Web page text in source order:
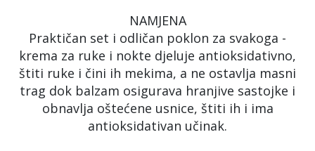
NAMJENA
Praktičan set i odličan poklon za svakoga -
krema za ruke i nokte djeluje antioksidativno,
štiti ruke i čini ih mekima, a ne ostavlja masni
trag dok balzam osigurava hranjive sastojke i
obnavlja oštećene usnice, štiti ih i ima
antioksidativan učinak.